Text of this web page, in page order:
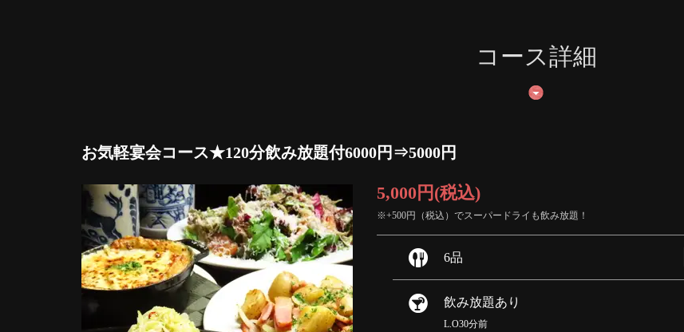
コース詳細
お気軽宴会コース★120分飲み放題付6000円⇒5000円
5,000円 (税込)
※+500円（税込）でスーパードライも飲み放題！
6品
飲み放題あり
L.O30分前